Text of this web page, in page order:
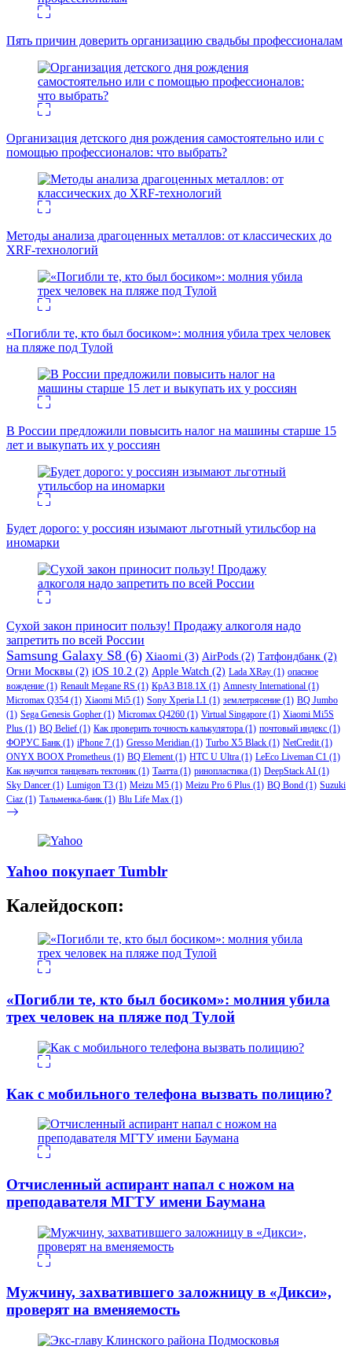
Пять причин доверить организацию свадьбы профессионалам
Организация детского дня рождения самостоятельно или с
помощью профессионалов: что выбрать?
Методы анализа драгоценных металлов: от классических до
XRF-технологий
«Погибли те, кто был босиком»: молния убила трех человек
на пляже под Тулой
В России предложили повысить налог на машины старше 15
лет и выкупать их у россиян
Будет дорого: у россиян изымают льготный утильсбор на
иномарки
Сухой закон приносит пользу! Продажу алкоголя надо
запретить по всей России
Samsung Galaxy S8 (6) Xiaomi (3) AirPods (2) Татфондбанк (2)
Огни Москвы (2) iOS 10.2 (2) Apple Watch (2) Lada XRay (1) опасное
вождение (1) Renault Megane RS (1) КрАЗ В18.1Х (1) Amnesty International (1)
Micromax Q354 (1) Xiaomi Mi5 (1) Sony Xperia L1 (1) землетрясение (1) BQ Jumbo
(1) Sega Genesis Gopher (1) Micromax Q4260 (1) Virtual Singapore (1) Xiaomi Mi5S
Plus (1) BQ Belief (1) Как проверить точность калькулятора (1) почтовый индекс (1)
ФОРУС Банк (1) iPhone 7 (1) Gresso Meridian (1) Turbo X5 Black (1) NetCredit(1)
ONYX BOOX Prometheus (1) BQ Element(1) HTC U Ultra (1) LeEco Liveman C1 (1)
Как научится танцевать тектоник (1) Таатта (1) ринопластика (1) DeepStack AI (1)
Sky Dancer (1) Lumigon T3 (1) Meizu M5 (1) Meizu Pro 6 Plus (1) BQ Bond (1) Suzuki
Ciaz (1) Тальменка-банк (1) Blu Life Max (1)
Yahoo покупает Tumblr
Калейдоскоп:
«Погибли те, кто был босиком»: молния убила
трех человек на пляже под Тулой
Как с мобильного телефона вызвать полицию?
Отчисленный аспирант напал с ножом на
преподавателя МГТУ имени Баумана
Мужчину, захватившего заложницу в «Дикси»,
проверят на вменяемость